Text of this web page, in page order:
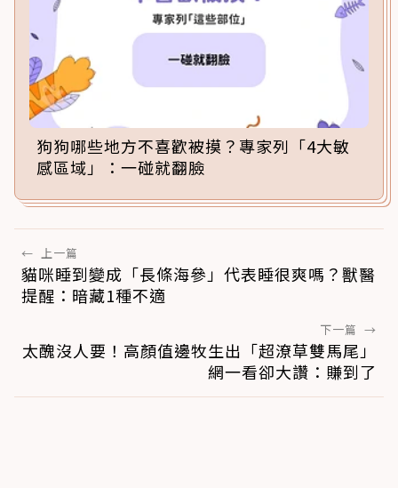
狗狗哪些地方不喜歡被摸？專家列「4大敏
感區域」：一碰就翻臉
← 上一篇
貓咪睡到變成「長條海參」代表睡很爽嗎？獸醫
提醒：暗藏1種不適
下一篇 →
太醜沒人要！高顏值邊牧生出「超潦草雙馬尾」
網一看卻大讚：賺到了